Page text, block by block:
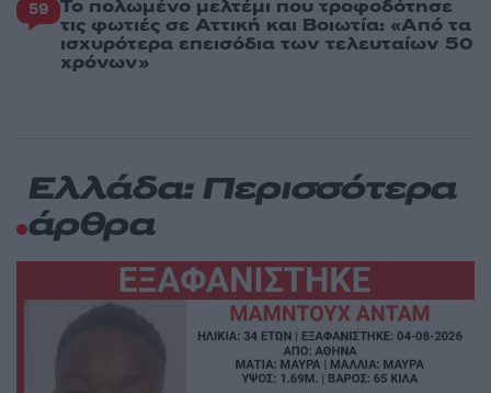
59 Το πολωμένο μελτέμι που τροφοδότησε
τις φωτιές σε Αττική και Βοιωτία: «Από τα
ισχυρότερα επεισόδια των τελευταίων 50
χρόνων»
Ελλάδα: Περισσότερα
άρθρα